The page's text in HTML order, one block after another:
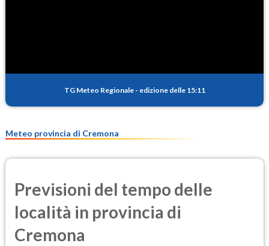
TG Meteo Regionale - edizione delle 15:11
Meteo provincia di Cremona
Previsioni del tempo delle
località in provincia di
Cremona